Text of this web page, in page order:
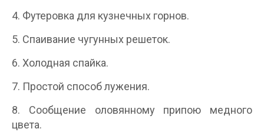
4. Футеровка для кузнечных горнов.
5. Спаивание чугунных решеток.
6. Холодная спайка.
7. Простой способ лужения.
8. Сообщение оловянному припою медного
цвета.